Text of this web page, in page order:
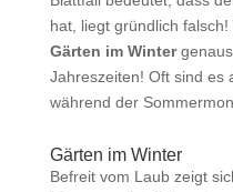
hat, liegt gründlich
Gärten im Winter
Jahreszeiten! Oft sind es
während der
Gärten im Winter
Befreit vom Laub zeigt